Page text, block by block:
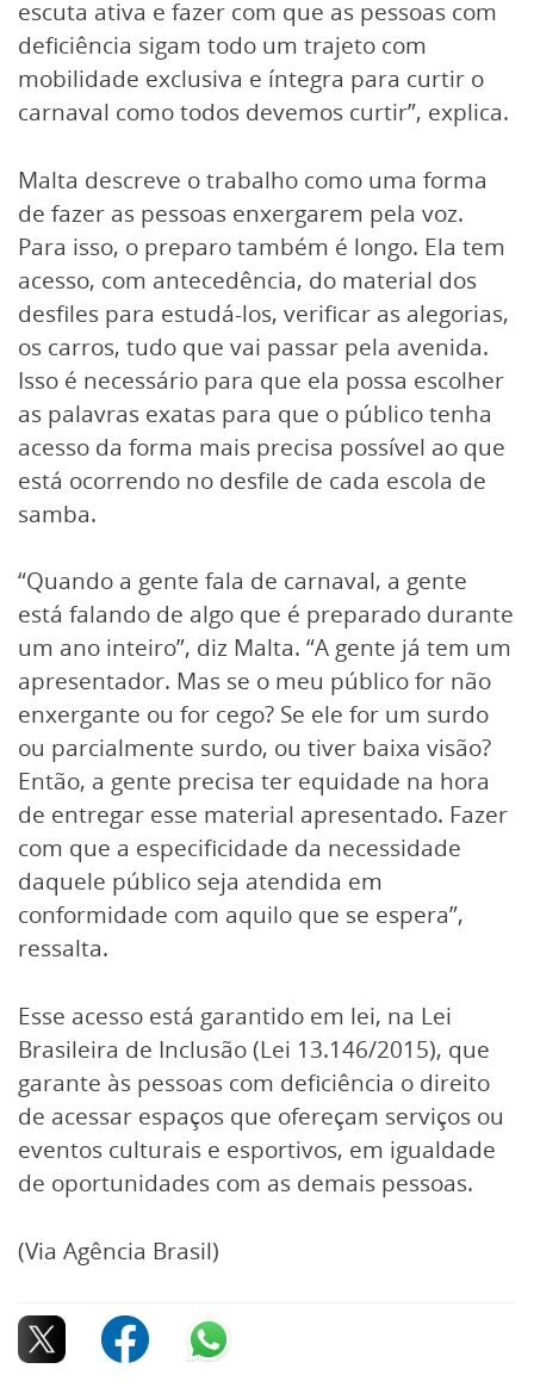
escuta ativa e fazer com que as pessoas com
deficiência sigam todo um trajeto com
mobilidade exclusiva e íntegra para curtir o
carnaval como todos devemos curtir”, explica.
Malta descreve o trabalho como uma forma
de fazer as pessoas enxergarem pela voz.
Para isso, o preparo também é longo. Ela tem
acesso, com antecedência, do material dos
desfiles para estudá-los, verificar as alegorias,
os carros, tudo que vai passar pela avenida.
Isso é necessário para que ela possa escolher
as palavras exatas para que o público tenha
acesso da forma mais precisa possível ao que
está ocorrendo no desfile de cada escola de
samba.
“Quando a gente fala de carnaval, a gente
está falando de algo que é preparado durante
um ano inteiro”, diz Malta. “A gente já tem um
apresentador. Mas se o meu público for não
enxergante ou for cego? Se ele for um surdo
ou parcialmente surdo, ou tiver baixa visão?
Então, a gente precisa ter equidade na hora
de entregar esse material apresentado. Fazer
com que a especificidade da necessidade
daquele público seja atendida em
conformidade com aquilo que se espera”,
ressalta.
Esse acesso está garantido em lei, na Lei
Brasileira de Inclusão (Lei 13.146/2015), que
garante às pessoas com deficiência o direito
de acessar espaços que ofereçam serviços ou
eventos culturais e esportivos, em igualdade
de oportunidades com as demais pessoas.
(Via Agência Brasil)